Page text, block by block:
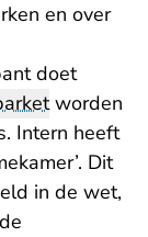
en over
doet
worden
Intern heeft
Dit
in de wet,